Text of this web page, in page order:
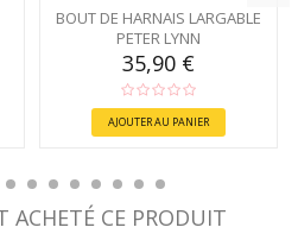
BOUT DE HARNAIS LARGABLE
PETER LYNN
35,90 €
AJOUTER AU PANIER
ACHETÉ CE PRODUIT